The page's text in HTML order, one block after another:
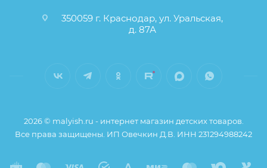
350059 г. Краснодар, ул. Уральская,
д. 87А
2026 © malyish.ru - интернет магазин детских товаров.
Все права защищены. ИП Овечкин Д.В. ИНН 231294988242